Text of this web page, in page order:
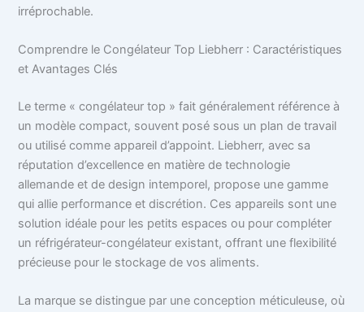
irréprochable.
Comprendre le Congélateur Top Liebherr : Caractéristiques
et Avantages Clés
Le terme « congélateur top » fait généralement référence à
un modèle compact, souvent posé sous un plan de travail
ou utilisé comme appareil d’appoint. Liebherr, avec sa
réputation d’excellence en matière de technologie
allemande et de design intemporel, propose une gamme
qui allie performance et discrétion. Ces appareils sont une
solution idéale pour les petits espaces ou pour compléter
un réfrigérateur-congélateur existant, offrant une flexibilité
précieuse pour le stockage de vos aliments.
La marque se distingue par une conception méticuleuse, où